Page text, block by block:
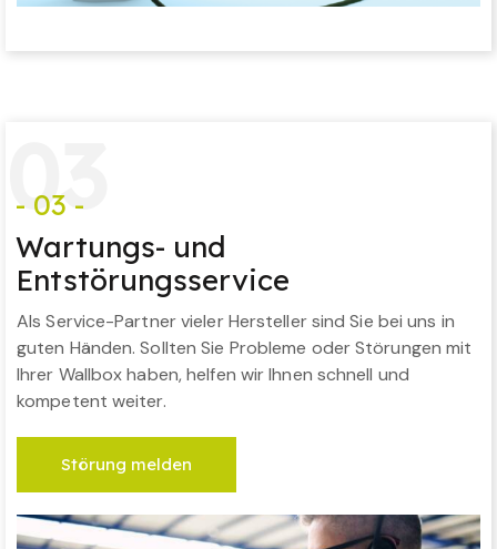
03
- 03 -
Wartungs- und
Entstörungsservice
Als Service-Partner vieler Hersteller sind Sie bei uns in
guten Händen. Sollten Sie Probleme oder Störungen mit
Ihrer Wallbox haben, helfen wir Ihnen schnell und
kompetent weiter.
Störung melden